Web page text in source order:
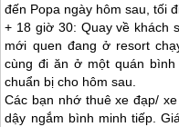
đến Popa ngày hôm sau, tối
+ 18 giờ 30: Quay về khách
mới quen đang ở resort
cùng đi ăn ở một quán
chuẩn bị cho hôm sau.
Các bạn nhớ thuê xe đạp/
dậy ngắm bình minh tiếp.